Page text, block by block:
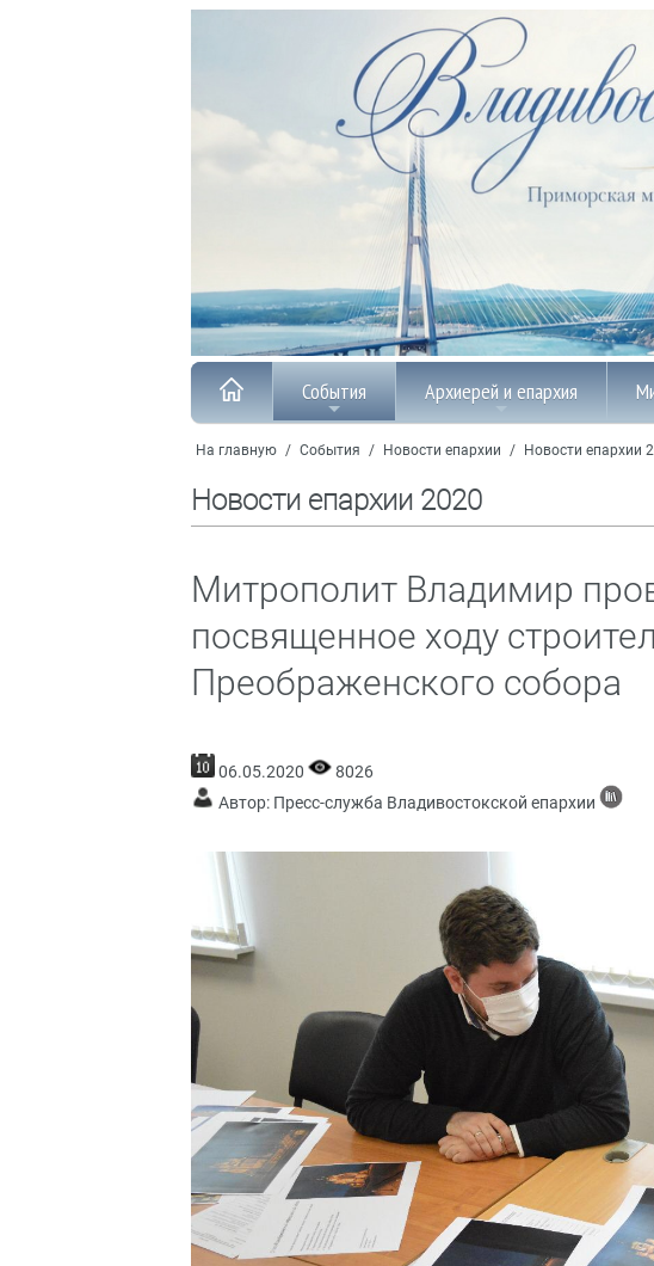
События Архиерей и епархия
На главную / События / Новости епархии / Новости епархии
Новости епархии 2020
Митрополит Владимир
посвященное ходу
Преображенского собора
06.05.2020
8026
Автор: Пресс-служба Владивостокской епархии